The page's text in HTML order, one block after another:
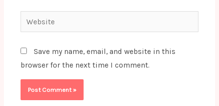
Website
Save my name, email, and website in this
browser for the next time I comment.